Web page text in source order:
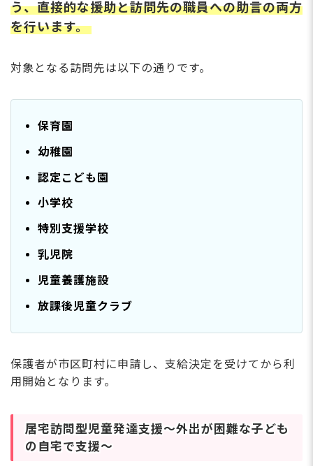
う、直接的な援助と訪問先の職員への助言の両方
を行います。
対象となる訪問先は以下の通りです。
保育園
幼稚園
認定こども園
小学校
特別支援学校
乳児院
児童養護施設
放課後児童クラブ
保護者が市区町村に申請し、支給決定を受けてから利
用開始となります。
居宅訪問型児童発達支援～外出が困難な子ども
の自宅で支援～